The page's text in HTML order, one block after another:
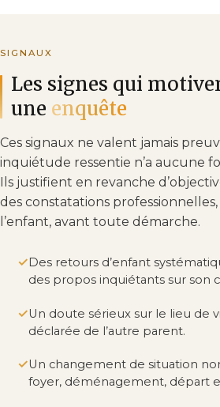
SIGNAUX
Les signes qui
une enquête
Ces signaux ne valent jamais
inquiétude ressentie n’a aucune
Ils justifient en revanche
des constatations
l’enfant, avant toute démarche.
Des retours d’enfant
des propos inquiétants sur son
Un doute sérieux sur le lieu de
déclarée de l’autre parent.
Un changement de situation
foyer, déménagement, départ